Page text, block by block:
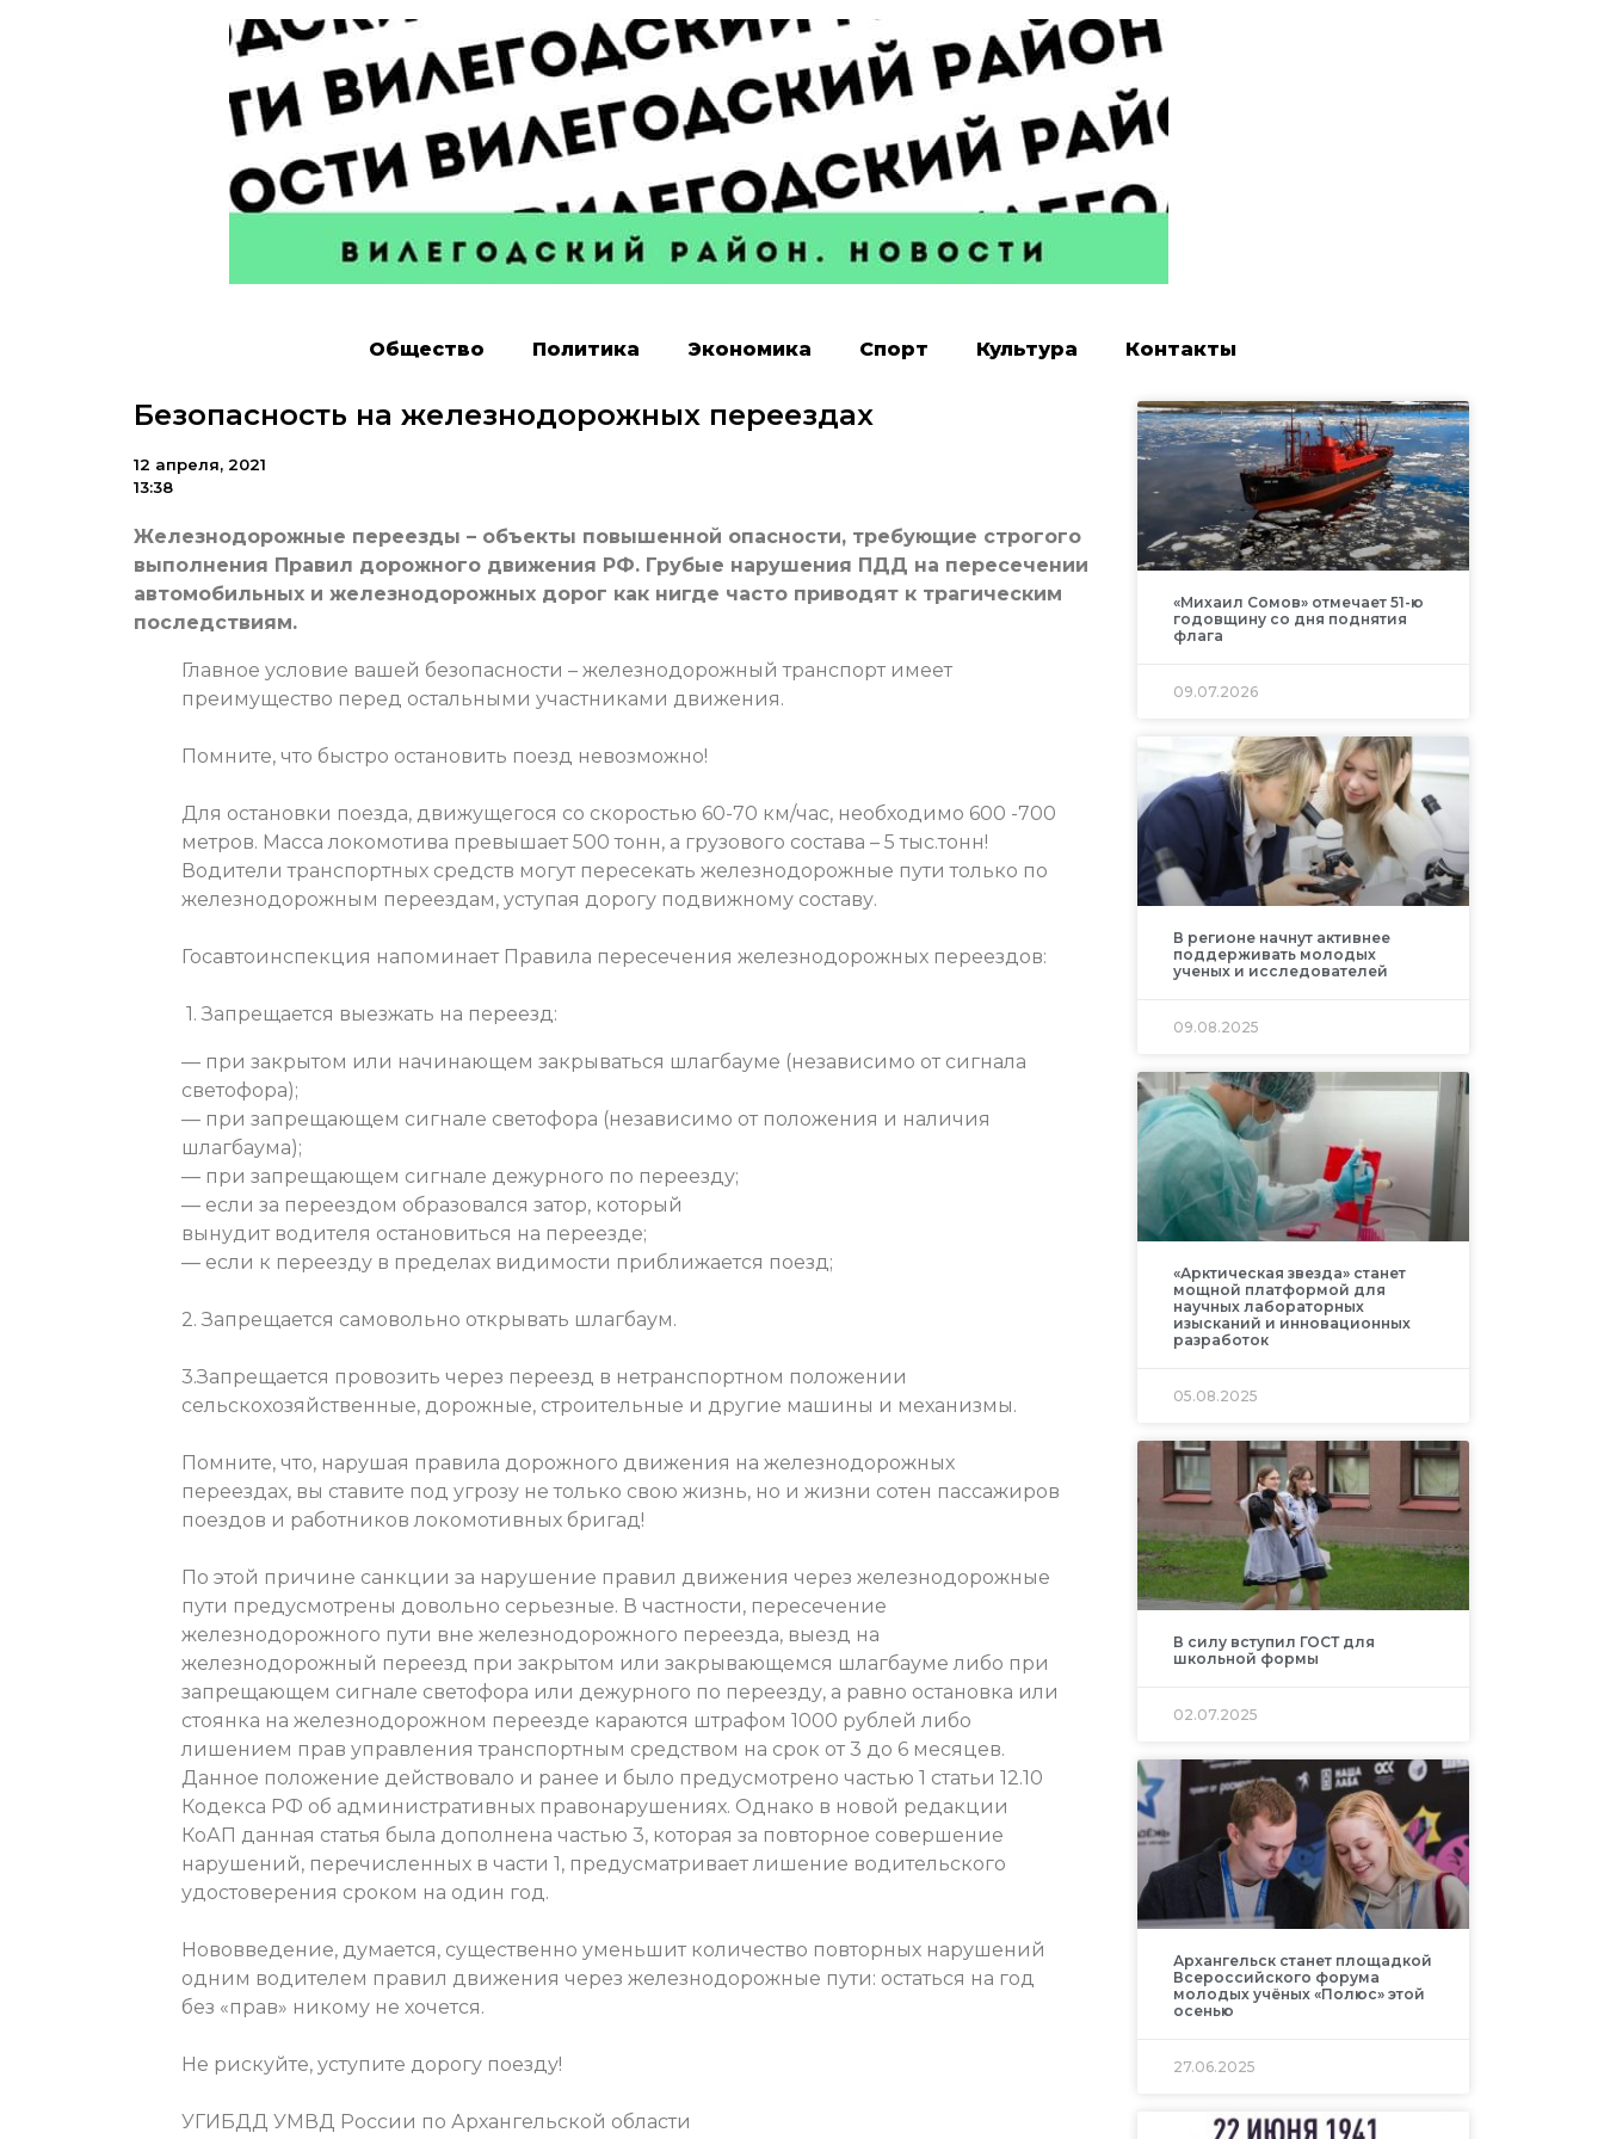
Общество Политика Экономика Спорт Культура Контакты
Безопасность на железнодорожных переездах
12 апреля, 2021
13:38
Железнодорожные переезды – объекты повышенной опасности, требующие строгого
выполнения Правил дорожного движения РФ. Грубые нарушения ПДД на пересечении
автомобильных и железнодорожных дорог как нигде часто приводят к трагическим
последствиям.
Главное условие вашей безопасности – железнодорожный транспорт имеет
преимущество перед остальными участниками движения.
Помните, что быстро остановить поезд невозможно!
Для остановки поезда, движущегося со скоростью 60-70 км/час, необходимо 600 -700
метров. Масса локомотива превышает 500 тонн, а грузового состава – 5 тыс.тонн!
Водители транспортных средств могут пересекать железнодорожные пути только по
железнодорожным переездам, уступая дорогу подвижному составу.
Госавтоинспекция напоминает Правила пересечения железнодорожных переездов:
1. Запрещается выезжать на переезд:
— при закрытом или начинающем закрываться шлагбауме (независимо от сигнала
светофора);
— при запрещающем сигнале светофора (независимо от положения и наличия
шлагбаума);
— при запрещающем сигнале дежурного по переезду;
— если за переездом образовался затор, который
вынудит водителя остановиться на переезде;
— если к переезду в пределах видимости приближается поезд;
2. Запрещается самовольно открывать шлагбаум.
3.Запрещается провозить через переезд в нетранспортном положении
сельскохозяйственные, дорожные, строительные и другие машины и механизмы.
Помните, что, нарушая правила дорожного движения на железнодорожных
переездах, вы ставите под угрозу не только свою жизнь, но и жизни сотен пассажиров
поездов и работников локомотивных бригад!
По этой причине санкции за нарушение правил движения через железнодорожные
пути предусмотрены довольно серьезные. В частности, пересечение
железнодорожного пути вне железнодорожного переезда, выезд на
железнодорожный переезд при закрытом или закрывающемся шлагбауме либо при
запрещающем сигнале светофора или дежурного по переезду, а равно остановка или
стоянка на железнодорожном переезде караются штрафом 1000 рублей либо
лишением прав управления транспортным средством на срок от 3 до 6 месяцев.
Данное положение действовало и ранее и было предусмотрено частью 1 статьи 12.10
Кодекса РФ об административных правонарушениях. Однако в новой редакции
КоАП данная статья была дополнена частью 3, которая за повторное совершение
нарушений, перечисленных в части 1, предусматривает лишение водительского
удостоверения сроком на один год.
Нововведение, думается, существенно уменьшит количество повторных нарушений
одним водителем правил движения через железнодорожные пути: остаться на год
без «прав» никому не хочется.
Не рискуйте, уступите дорогу поезду!
УГИБДД УМВД России по Архангельской области
«Михаил Сомов» отмечает 51-ю
годовщину со дня поднятия
флага
09.07.2026
В регионе начнут активнее
поддерживать молодых
ученых и исследователей
09.08.2025
«Арктическая звезда» станет
мощной платформой для
научных лабораторных
изысканий и инновационных
разработок
05.08.2025
В силу вступил ГОСТ для
школьной формы
02.07.2025
Архангельск станет площадкой
Всероссийского форума
молодых учёных «Полюс» этой
осенью
27.06.2025